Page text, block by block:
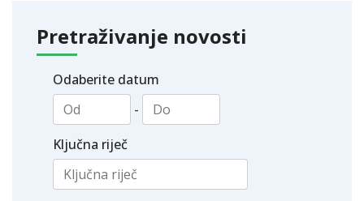
Pretraživanje novosti
Odaberite datum
-
Ključna riječ